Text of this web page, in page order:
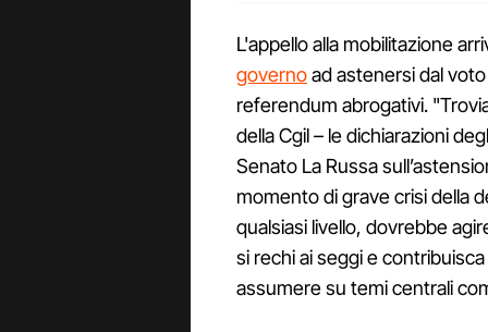
L'appello alla mobilitazione
governoad astenersi dal
referendum abrogativi.
della Cgil – le dichiarazioni
Senato La Russa
momento di grave crisi della
qualsiasi livello, dovrebbe
si rechi ai seggi e
assumere su temi centrali